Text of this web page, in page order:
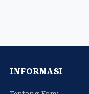
INFORMASI